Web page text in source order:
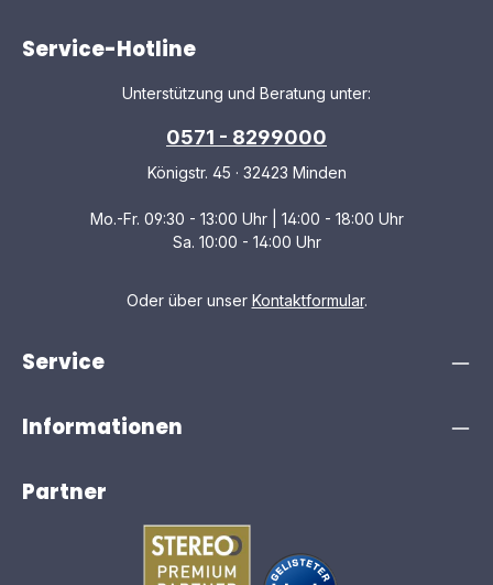
Service-Hotline
Unterstützung und Beratung unter:
0571 - 8299000
Königstr. 45 · 32423 Minden
Mo.-Fr. 09:30 - 13:00 Uhr | 14:00 - 18:00 Uhr
Sa. 10:00 - 14:00 Uhr
Oder über unser Kontaktformular.
Service
Informationen
Partner